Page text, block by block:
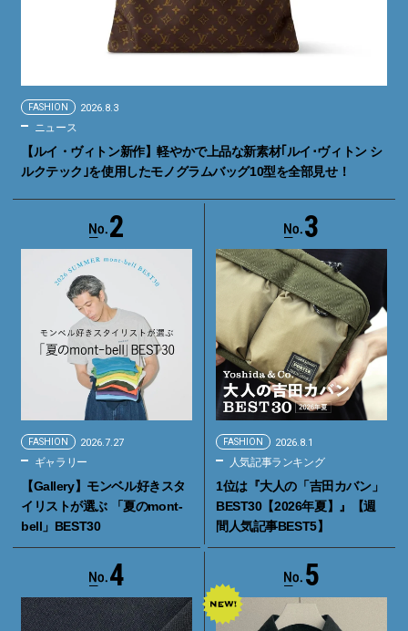
FASHION 2026.8.3
ニュース
【ルイ・ヴィトン新作】軽やかで上品な新素材｢ルイ･ヴィトン シ
ルクテック｣を使用したモノグラムバッグ10型を全部見せ！
2
FASHION 2026.7.27
ギャラリー
【Gallery】モンベル好きスタ
イリストが選ぶ 「夏のmont-
bell」BEST30
3
FASHION 2026.8.1
人気記事ランキング
1位は『大人の「吉田カバン」
BEST30【2026年夏】』【週
間人気記事BEST5】
4 5